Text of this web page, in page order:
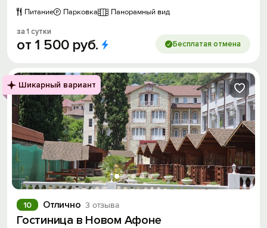
Питание
Парковка Панорамный вид
за 1 сутки
от 1 500 руб. Бесплатая отмена
Шикарный вариант
Отлично 3 отзыва
10
Гостиница в Новом Афоне